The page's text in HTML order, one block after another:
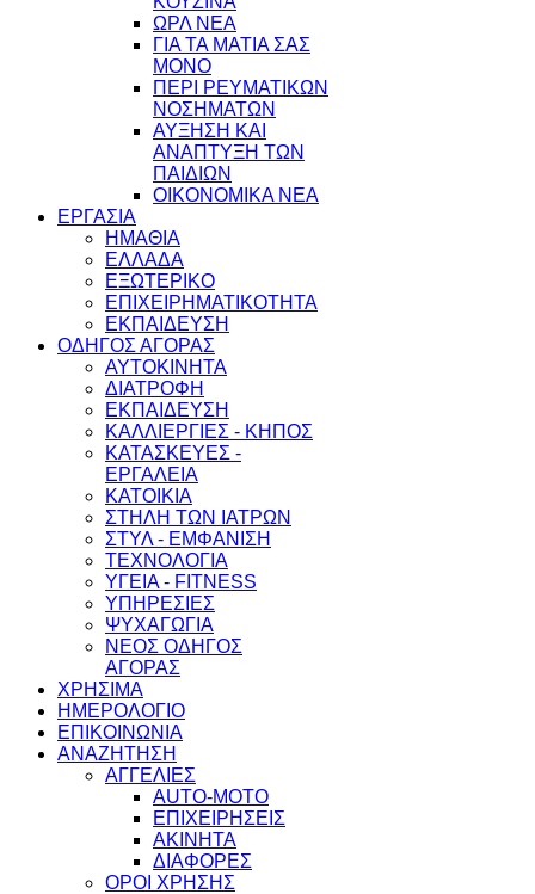
ΩΡΛ ΝEA
ΓΙΑ ΤΑ ΜΑΤΙΑ ΣΑΣ
ΜΟΝΟ
ΠΕΡΙ ΡΕΥΜΑΤΙΚΩΝ
ΝΟΣΗΜΑΤΩΝ
ΑΥΞΗΣΗ ΚΑΙ
ΑΝΑΠΤΥΞΗ ΤΩΝ
ΠΑΙΔΙΩΝ
ΟΙΚΟΝΟΜΙΚΑ ΝΕΑ
ΕΡΓΑΣΙΑ
ΗΜΑΘΙΑ
ΕΛΛΑΔΑ
ΕΞΩΤΕΡΙΚΟ
ΕΠΙΧΕΙΡΗΜΑΤΙΚΟΤΗΤΑ
ΕΚΠΑΙΔΕΥΣΗ
ΟΔΗΓΟΣ ΑΓΟΡΑΣ
ΑΥΤΟΚΙΝΗΤΑ
ΔΙΑΤΡΟΦΗ
ΕΚΠΑΙΔΕΥΣΗ
ΚΑΛΛΙΕΡΓΙΕΣ - ΚΗΠΟΣ
ΚΑΤΑΣΚΕΥΕΣ -
ΕΡΓΑΛΕΙΑ
ΚΑΤΟΙΚΙΑ
ΣΤΗΛΗ ΤΩΝ ΙΑΤΡΩΝ
ΣΤΥΛ - ΕΜΦΑΝΙΣΗ
ΤΕΧΝΟΛΟΓΙΑ
ΥΓΕΙΑ - FITNESS
ΥΠΗΡΕΣΙΕΣ
ΨΥΧΑΓΩΓΙΑ
ΝΕΟΣ ΟΔΗΓΟΣ
ΑΓΟΡΑΣ
ΧΡΗΣΙΜΑ
ΗΜΕΡΟΛΟΓΙΟ
ΕΠΙΚΟΙΝΩΝΙΑ
ΑΝΑΖΗΤΗΣΗ
ΑΓΓΕΛΙΕΣ
AUTO-MOTO
ΕΠΙΧΕΙΡΗΣΕΙΣ
ΑΚΙΝΗΤΑ
ΔΙΑΦΟΡΕΣ
ΟΡΟΙ ΧΡΗΣΗΣ